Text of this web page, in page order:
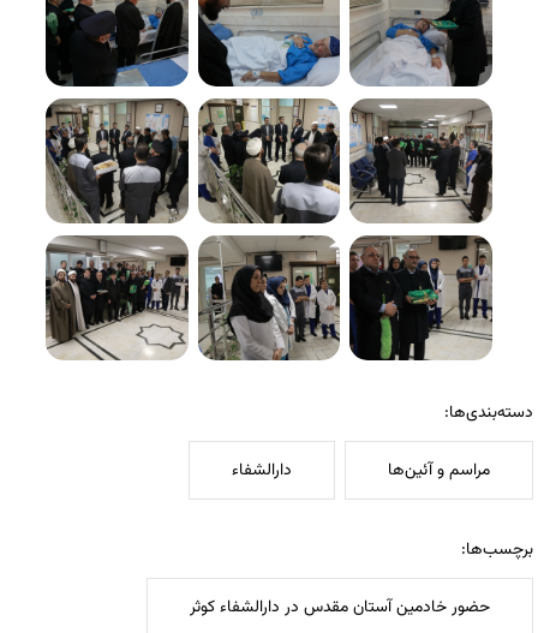
دسته‌بندی‌ها:
مراسم و آئین‌ها دارالشفاء
برچسب‌ها:
حضور خادمین آستان مقدس در دارالشفاء کوثر